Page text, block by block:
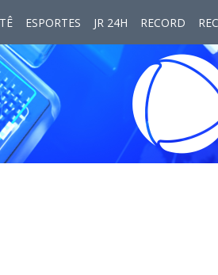
ESPORTES JR 24H RECORD